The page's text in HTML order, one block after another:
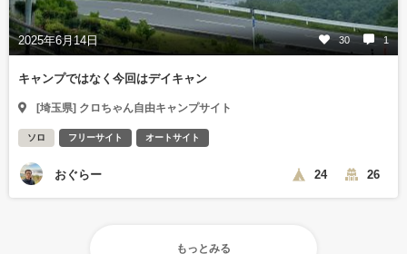
2025年6月14日 30 1
キャンプではなく今回はデイキャン
[埼玉県] クロちゃん自由キャンプサイト
ソロ フリーサイト オートサイト
おぐらー 24 26
もっとみる